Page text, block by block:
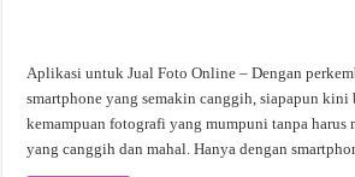
Aplikasi untuk Jual Foto Online – Dengan
smartphone yang semakin canggih, siapapun
kemampuan fotografi yang mumpuni tanpa harus
yang canggih dan mahal. Hanya dengan